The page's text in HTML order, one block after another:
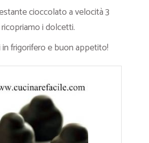
cioccolato a velocità 3
i dolcetti.
frigorifero e buon appetito!